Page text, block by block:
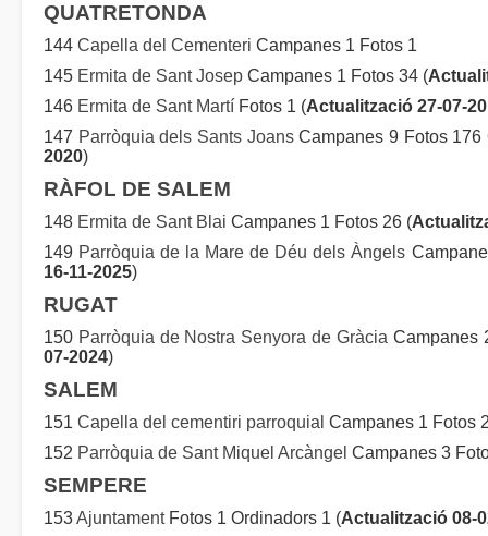
QUATRETONDA
144 Capella del Cementeri Campanes 1 Fotos 1
145 Ermita de Sant Josep Campanes 1 Fotos 34 (
146 Ermita de Sant Martí Fotos 1 (Actualització 27-07-
147 Parròquia dels Sants JoansCampanes 9 Fotos 176
2020)
RÀFOL DE SALEM
148 Ermita de Sant Blai Campanes 1 Fotos 26 (
149 Parròquia de la Mare de Déu dels Àngels
16-11-2025)
RUGAT
150 Parròquia de Nostra Senyora de Gràcia Campanes
07-2024)
SALEM
151 Capella del cementiri parroquial Campanes 1 Fotos
152 Parròquia de Sant Miquel Arcàngel Campanes 3
SEMPERE
153AjuntamentFotos 1 Ordinadors 1 (Actualització 08-